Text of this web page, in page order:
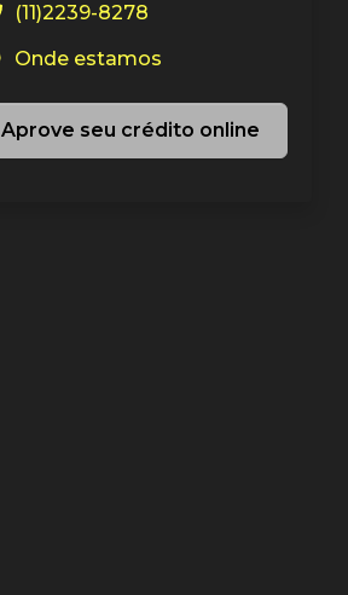
(11)2239-8278
Onde estamos
Aprove seu crédito online